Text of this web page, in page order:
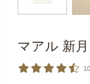
マアル 新